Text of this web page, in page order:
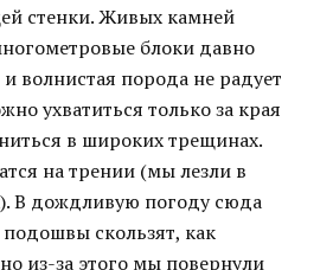
стенки. Живых камней
блоки давно
и волнистая порода не радует
ухватиться только за края
в широких трещинах.
на трении (мы лезли в
В дождливую погоду сюда
скользят, как
из-за этого мы повернули